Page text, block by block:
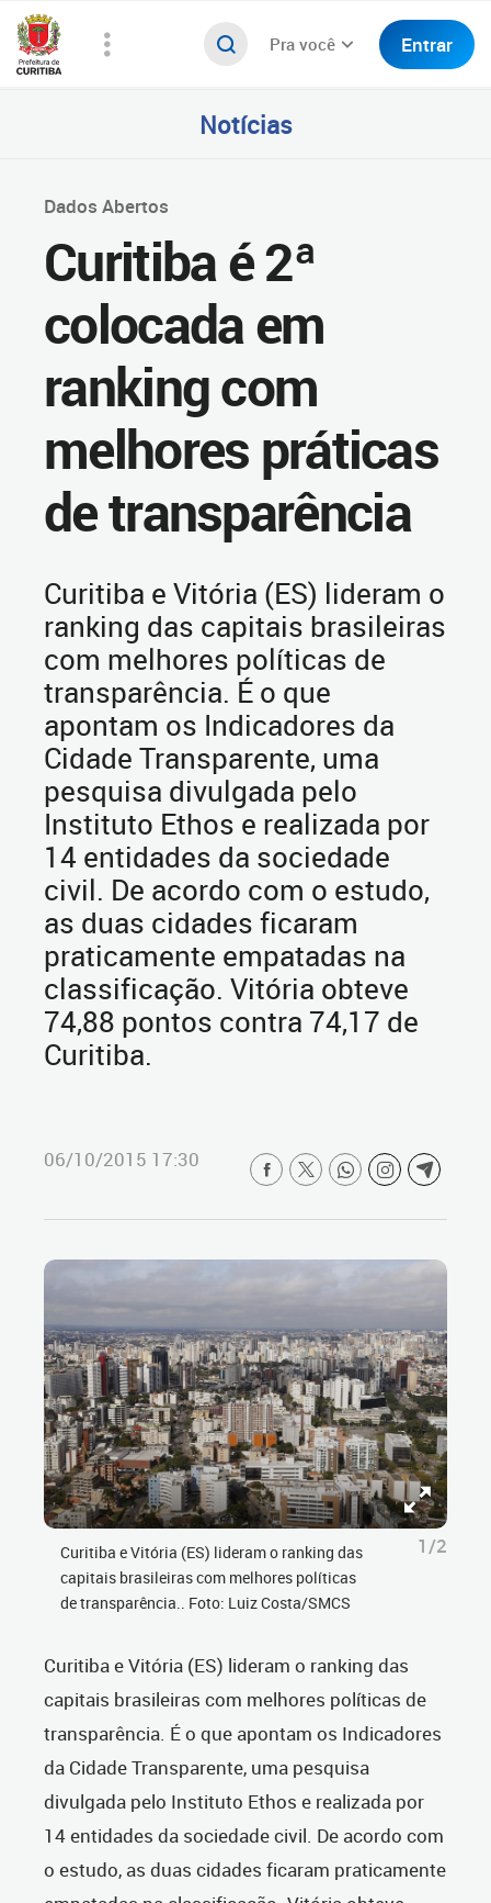
Pra você Entrar
Notícias
Dados Abertos
Curitiba é 2ª
colocada em
ranking com
melhores práticas
de transparência
Curitiba e Vitória (ES) lideram o
ranking das capitais brasileiras
com melhores políticas de
transparência. É o que
apontam os Indicadores da
Cidade Transparente, uma
pesquisa divulgada pelo
Instituto Ethos e realizada por
14 entidades da sociedade
civil. De acordo com o estudo,
as duas cidades ficaram
praticamente empatadas na
classificação. Vitória obteve
74,88 pontos contra 74,17 de
Curitiba.
06/10/2015 17:30
Curitiba e Vitória (ES) lideram o ranking das
capitais brasileiras com melhores políticas
de transparência.. Foto: Luiz Costa/SMCS
1/2
Curitiba e Vitória (ES) lideram o ranking das
capitais brasileiras com melhores políticas de
transparência. É o que apontam os Indicadores
da Cidade Transparente, uma pesquisa
divulgada pelo Instituto Ethos e realizada por
14 entidades da sociedade civil. De acordo com
o estudo, as duas cidades ficaram praticamente